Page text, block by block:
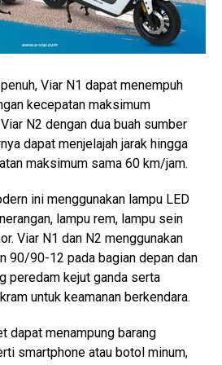
Viar N1 dapat menempuh
kecepatan maksimum
N2 dengan dua buah sumber
dapat menjelajah jarak hingga
maksimum sama 60 km/jam.
ini menggunakan lampu LED
lampu rem, lampu sein
Viar N1 dan N2 menggunakan
90/90-12 pada bagian depan dan
peredam kejut ganda serta
untuk keamanan berkendara.
dapat menampung barang
smartphone atau botol minum,